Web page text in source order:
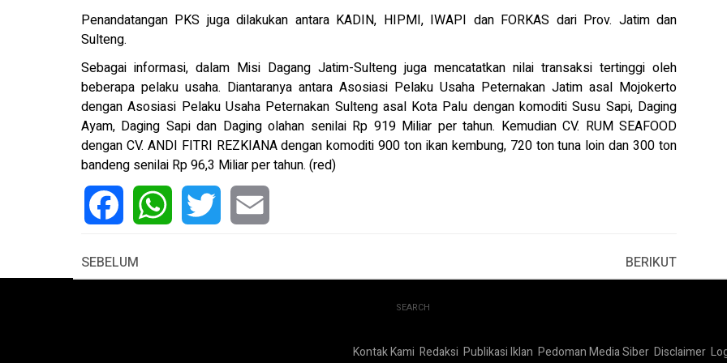
Penandatangan PKS juga dilakukan antara KADIN, HIPMI, IWAPI dan FORKAS dari Prov. Jatim dan
Sulteng.
Sebagai informasi, dalam Misi Dagang Jatim-Sulteng juga mencatatkan nilai transaksi tertinggi oleh
beberapa pelaku usaha. Diantaranya antara Asosiasi Pelaku Usaha Peternakan Jatim asal Mojokerto
dengan Asosiasi Pelaku Usaha Peternakan Sulteng asal Kota Palu dengan komoditi Susu Sapi, Daging
Ayam, Daging Sapi dan Daging olahan senilai Rp 919 Miliar per tahun. Kemudian CV. RUM SEAFOOD
dengan CV. ANDI FITRI REZKIANA dengan komoditi 900 ton ikan kembung, 720 ton tuna loin dan 300 ton
bandeng senilai Rp 96,3 Miliar per tahun. (red)
SEBELUM
BERIKUT
SEARCH
Kontak Kami Redaksi Publikasi Iklan Pedoman Media Siber Disclaimer